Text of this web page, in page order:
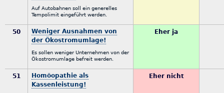
Auf Autobahnen soll ein generelles
Tempolimit eingeführt werden.
50
Weniger Ausnahmen von
der Ökostromumlage!
Es sollen weniger Unternehmen von der
Ökostromumlage befreit werden.
Eher ja
51
Homöopathie als
Kassenleistung!
Eher nicht